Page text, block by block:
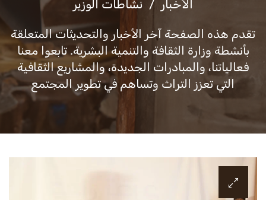
الأخبار نشاطات الوزير
تقدم هذه الصفحة آخر الأخبار والتحديثات المتعلقة
بأنشطة وزارة الثقافة والتنمية البشرية. تابعوا معنا
فعالياتنا، والمبادرات الجديدة، والمشاريع الثقافية
التي تعزز التراث وتساهم في تطوير المجتمع